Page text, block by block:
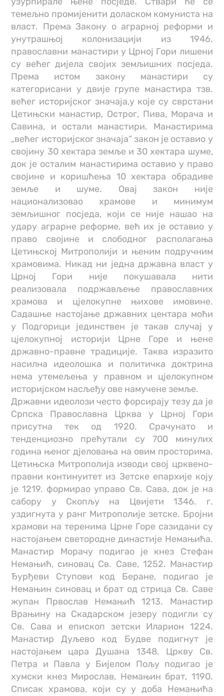
темељно промијенити доласком комуниста на
власт. Према Закону о аграрној реформи и
унутрашњој колонизацији из 1946.
православни манастири у Црној Гори лишени
су већег дијела својих земљишних посједа.
Према истом закону манастири су
категорисани у двије групе манастира тзв.
већег историјског значаја,у које су сврстани
Цетињски манастир, Острог, Пива, Морача и
Савина, и остали манастири. Манастирима
„већег историјског значаја“ закон је оставио у
својину 30 хектара земље и 30 хектара шуме,
док је осталим манастирима оставио у право
својине и коришћења 10 хектара обрадиве
земље и шуме. Овај закон није
национализовао храмове и минимум
земљишног посједа, који се није нашао на
удару аграрне реформе, већ их је оставио у
право својине и слободног располагања
Цетињској Митрополији и њеним подручним
храмовима. Никад ни једна државна власт у
Црној Гори није покушавала нити
реализовала подржављење православних
храмова и цјелокупне њихове имовине.
Садашње настојање државних центара моћи
у Подгорици јединствен је такав случај у
цјелокупној историји Црне Горе и њене
државно-правне традиције. Таква изразито
насилна идеолошка и политичка доктрина
нема утемељења у правном и цјелокупном
историјском насљеђу ове намучене земље.
Државни идеолози често форсирају тезу да је
Српска Православна Црква у Црној Гори
присутна тек од 1920. Срачунато и
тенденциозно прећутали су 700 минулих
година њеног дјеловања на овим просторима.
Цетињска Митрополија изводи свој црквено-
правни континуитет из Зетске епархије коју
је 1219. формирао управо Св. Сава, док је на
сабору у Скопљу на Цвијети 1346. г.
уздигнута у ранг Митрополије зетске. Бројни
храмови на теренима Црне Горе сазидани су
настојањем светородне династије Немањића.
Манастир Морачу подигао је кнез Стефан
Немањић, синовац Св. Саве, 1252. Манастир
Ђурђеви Ступови код Беране, подигао је
Немањин синовац и брат од стрица Св. Саве
жупан Првослав Немањић 1213. Манастир
Врањину на Скадарском језеру подигли су
Св. Сава и епископ зетски Иларион 1224.
Манастир Дуљево код Будве подигнут је
настојањем цара Душана 1348. Цркву Св.
Петра и Павла у Бијелом Пољу подигао је
хумски кнез Мирослав, Немањин брат, 1190.
Списак храмова, који су у доба Немањића